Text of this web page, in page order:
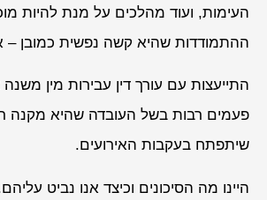
העימות, ועוד מהלכים על מנת להיות
ההתמודדות שהיא קשה נפשית כמובן –
התייעצות עם עורך דין עבירות מין
פעמים רבות בשל העובדה שהיא מקנה
שיתפתח בעקבות האירועים.
היינו מה הסיכונים וכיצד אנו נביט